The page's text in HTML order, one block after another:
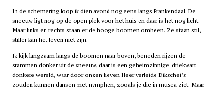
In de schemering loop ik dien avond nog eens langs Frankendaal. De
sneeuw ligt nog op de open plek voor het huis en daar is het nog licht.
Maar links en rechts staan er de hooge boomen omheen. Ze staan stil,
stiller kan het leven niet zijn.
Ik kijk langzaam langs de boomen naar boven, beneden rijzen de
stammen donker uit de sneeuw, daar is een geheimzinnige, driekwart
donkere wereld, waar door onzen lieven Heer verleide Dikschei’s
zouden kunnen dansen met nymphen, zooals je die in musea ziet. Maar